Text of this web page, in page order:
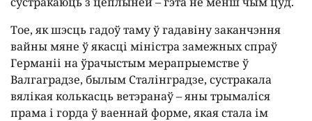
Тое, як шэсць гадоў таму ў гадавіну заканчэння
вайны мяне ў якасці міністра замежных спраў
Германіі на ўрачыстым мерапрыемстве ў
Валгаградзе, былым Сталінградзе, сустракала
вялікая колькасць ветэранаў – яны трымаліся
прама і горда ў ваеннай форме, якая стала ім